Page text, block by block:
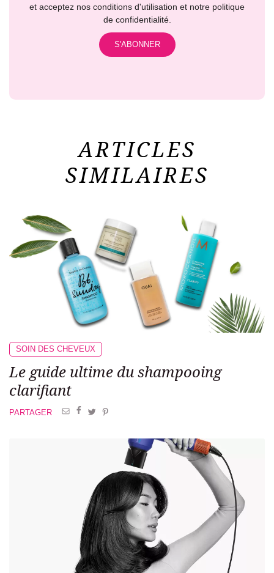
et acceptez nos conditions d'utilisation et notre politique
de confidentialité.
ARTICLES
SIMILAIRES
SOIN DES CHEVEUX
Le guide ultime du shampooing
clarifiant
PARTAGER